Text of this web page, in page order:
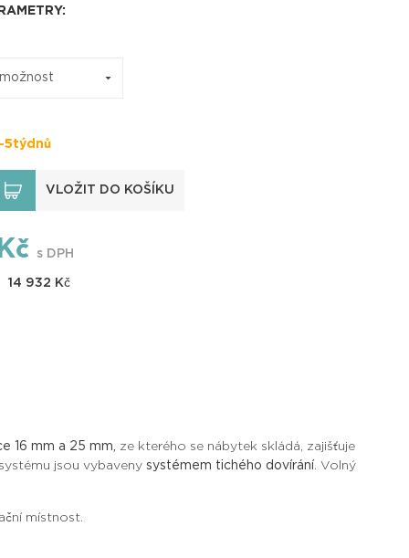
5týdnů
VLOŽIT DO KOŠÍKU
Kč s DPH
14 932 Kč
16 mm a 25 mm,
ze kterého se nábytek skládá, zajišťuje
jsou vybaveny systémem tichého dovírání . Volný
místnost.